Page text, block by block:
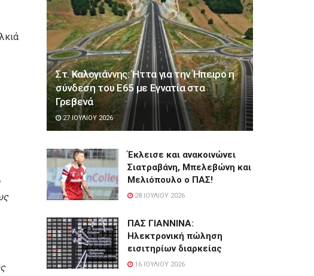
Στ. Καλογιάννης: Ήττα για την Ήπειρο η
σύνδεση του Ε65 με Εγνατία στα
Γρεβενά
27 ΙΟΥΛΊΟΥ 2026
Έκλεισε και ανακοινώνει
Σιατραβάνη, Μπελεβώνη και
Μελιόπουλο ο ΠΑΣ!
28 ΙΟΥΛΊΟΥ 2026
ΠΑΣ ΓΙΑΝΝΙΝΑ:
Hλεκτρονική πώληση
εισιτηρίων διαρκείας
16 ΙΟΥΛΊΟΥ 2026